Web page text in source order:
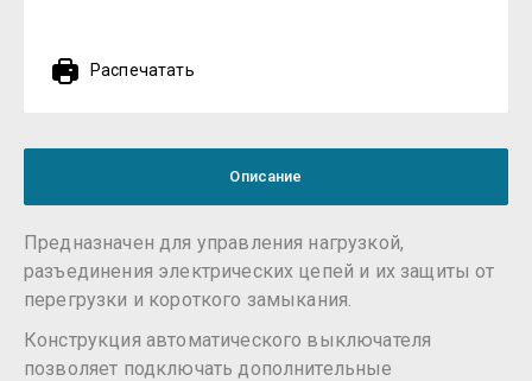
Распечатать
Описание
Предназначен для управления нагрузкой,
разъединения электрических цепей и их защиты от
перегрузки и короткого замыкания.
Конструкция автоматического выключателя
позволяет подключать дополнительные